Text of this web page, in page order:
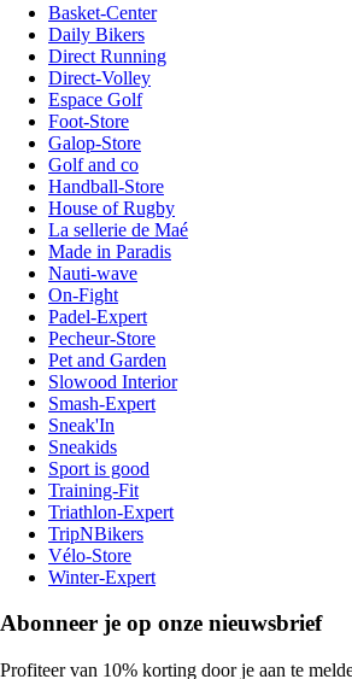
Basket-Center
Daily Bikers
Direct Running
Direct-Volley
Espace Golf
Foot-Store
Galop-Store
Golf and co
Handball-Store
House of Rugby
La sellerie de Maé
Made in Paradis
Nauti-wave
On-Fight
Padel-Expert
Pecheur-Store
Pet and Garden
Slowood Interior
Smash-Expert
Sneak'In
Sneakids
Sport is good
Training-Fit
Triathlon-Expert
TripNBikers
Vélo-Store
Winter-Expert
Abonneer je op onze nieuwsbrief
Profiteer van 10% korting door je aan te